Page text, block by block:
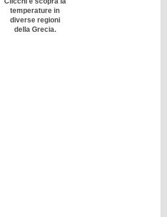
temperature in
diverse regioni
della Grecia.